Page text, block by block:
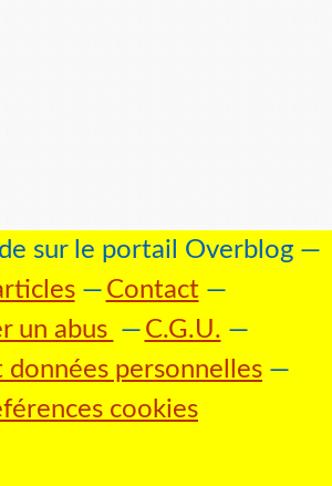
sur le portail Overblog
Contact
un abus
C.G.U.
données personnelles
cookies